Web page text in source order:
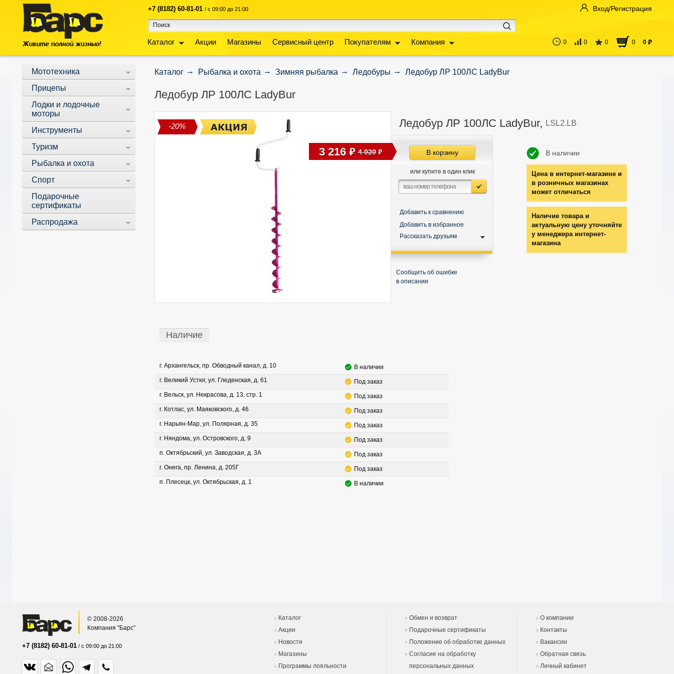
+7 (8182) 60-81-01 / с 09:00 до 21:00
Каталог Акции Магазины Сервисный центр Покупателям Компания
Вход/Регистрация
0 0 0 0 0 руб
Мототехника
Прицепы
Лодки и лодочные
моторы
Инструменты
Туризм
Рыбалка и охота
Спорт
Подарочные
сертификаты
Распродажа
Каталог Рыбалка и охота Зимняя рыбалка Ледобуры Ледобур ЛР 100ЛС LadyBur
Ледобур ЛР 100ЛС LadyBur
-20% Ледобур ЛР 100ЛС LadyBur, LSL2.LB
В наличии
Цена в интернет-магазине и
в розничных магазинах
может отличаться
Наличие товара и
актуальную цену уточняйте
у менеджера интернет-
магазина
В корзину
или купите в один клик
Добавить к сравнению
Добавить в избранное
Рассказать друзьям
Сообщить об ошибке
в описании
3 216 руб 4 020 руб
Наличие
г. Архангельск, пр. Обводный канал, д. 10
В наличии
г. Великий Устюг, ул. Гледенская, д. 61
Под заказ
г. Вельск, ул. Некрасова, д. 13, стр. 1
Под заказ
г. Котлас, ул. Маяковского, д. 46
Под заказ
г. Нарьян-Мар, ул. Полярная, д. 35
Под заказ
г. Няндома, ул. Островского, д. 9
Под заказ
п. Октябрьский, ул. Заводская, д. 3А
Под заказ
г. Онега, пр. Ленина, д. 205Г
Под заказ
п. Плесецк, ул. Октябрьская, д. 1
В наличии
© 2008-2026
Компания "Барс"
+7 (8182) 60-81-01 / с 09:00 до 21:00
Каталог
Акции
Новости
Магазины
Программы лояльности
Обмен и возврат
Подарочные сертификаты
Положение об обработке данных
Согласие на обработку
персональных данных
О компании
Контакты
Вакансии
Обратная связь
Личный кабинет